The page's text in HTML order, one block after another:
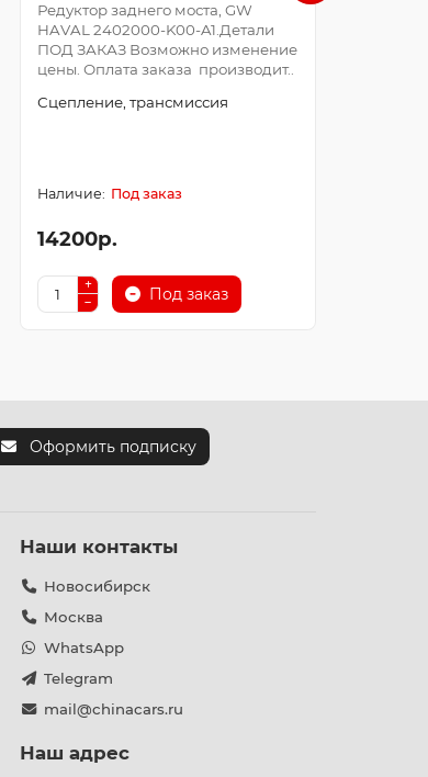
Редуктор заднего моста, GW
HAVAL 2402000-K00-A1.Детали
ПОД ЗАКАЗ Возможно изменение
цены. Оплата заказа производит..
Сцепление, трансмиссия
Под заказ
14200р.
Под заказ
Оформить подписку
Наши контакты
Новосибирск
Москва
WhatsApp
Telegram
mail@chinacars.ru
Наш адрес